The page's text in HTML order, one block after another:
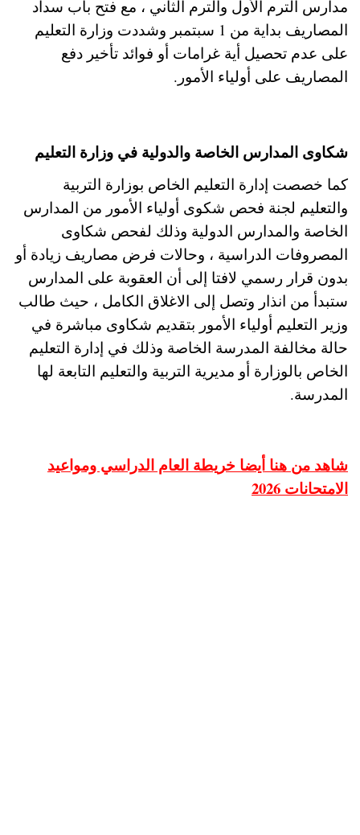
مدارس الترم الأول والترم الثاني ، مع فتح باب سداد
المصاريف بداية من 1 سبتمبر وشددت وزارة التعليم
على عدم تحصيل أية غرامات أو فوائد تأخير دفع
المصاريف على أولياء الأمور.
شكاوى المدارس الخاصة والدولية في وزارة التعليم
كما خصصت إدارة التعليم الخاص بوزارة التربية
والتعليم لجنة فحص شكوى أولياء الأمور من المدارس
الخاصة والمدارس الدولية وذلك لفحص شكاوى
المصروفات الدراسية ، وحالات فرض مصاريف زيادة أو
بدون قرار رسمي لافتا إلى أن العقوبة على المدارس
ستبدأ من انذار وتصل إلى الاغلاق الكامل ، حيث طالب
وزير التعليم أولياء الأمور بتقديم شكاوى مباشرة في
حالة مخالفة المدرسة الخاصة وذلك في إدارة التعليم
الخاص بالوزارة أو مديرية التربية والتعليم التابعة لها
المدرسة.
شاهد من هنا أيضا خريطة العام الدراسي ومواعيد
الامتحانات 2026